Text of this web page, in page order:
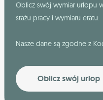
Oblicz swój wymiar urlopu
stażu pracy i wymiaru etatu.
Nasze dane są zgodne z
Oblicz swój urlop